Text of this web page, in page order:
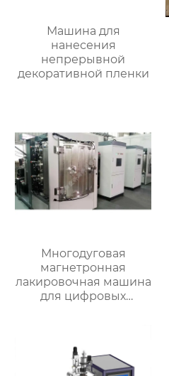
Машина для
нанесения
непрерывной
декоративной пленки
Многодуговая
магнетронная
лакировочная машина
для цифровых